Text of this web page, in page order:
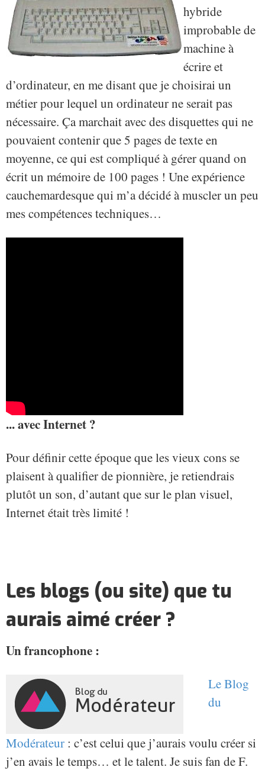
hybride
improbable de
machine à
écrire et
d’ordinateur, en me disant que je choisirai un
métier pour lequel un ordinateur ne serait pas
nécessaire. Ça marchait avec des disquettes qui ne
pouvaient contenir que 5 pages de texte en
moyenne, ce qui est compliqué à gérer quand on
écrit un mémoire de 100 pages ! Une expérience
cauchemardesque qui m’a décidé à muscler un peu
mes compétences techniques…
... avec Internet ?
Pour définir cette époque que les vieux cons se
plaisent à qualifier de pionnière, je retiendrais
plutôt un son, d’autant que sur le plan visuel,
Internet était très limité !
Les blogs (ou site) que tu
aurais aimé créer ?
Un francophone :
Le Blog
du
Modérateur : c’est celui que j’aurais voulu créer si
j’en avais le temps… et le talent. Je suis fan de F.